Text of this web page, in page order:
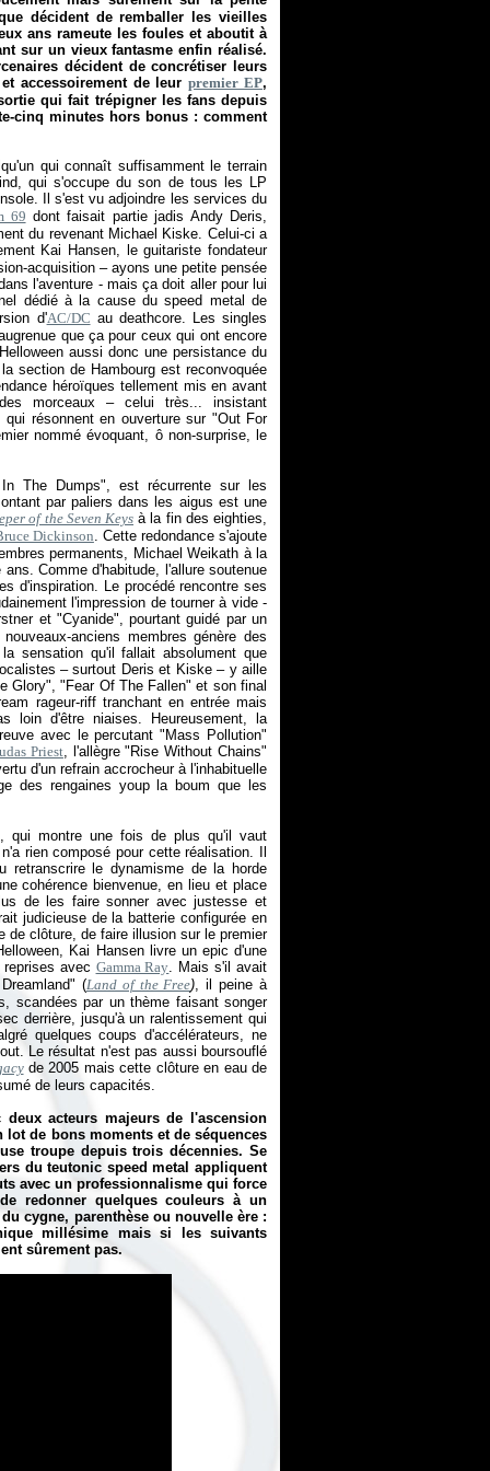
décident de remballer les vieilles
ans rameute les foules et aboutit à
sur un vieux fantasme enfin réalisé.
décident de concrétiser leurs
accessoirement de leurpremier EP,
qui fait trépigner les fans depuis
cinq minutes hors bonus : comment
qui connaît suffisamment le terrain
qui s'occupe du son de tous les LP
Il s'est vu adjoindre les services du
69 dont faisait partie jadis Andy Deris,
du revenant Michael Kiske. Celui-ci a
Kai Hansen, le guitariste fondateur
acquisition – ayons une petite pensée
l'aventure - mais ça doit aller pour lui
dédié à la cause du speed metal de
d'AC/DC au deathcore. Les singles
que ça pour ceux qui ont encore
aussi donc une persistance du
section de Hambourg est reconvoquée
héroïques tellement mis en avant
morceaux – celui très... insistant
résonnent en ouverture sur "Out For
nommé évoquant, ô non-surprise, le
The Dumps", est récurrente sur les
par paliers dans les aigus est une
of the Seven Keys à la fin des eighties,
Dickinson. Cette redondance s'ajoute
permanents, Michael Weikath à la
Comme d'habitude, l'allure soutenue
d'inspiration. Le procédé rencontre ses
l'impression de tourner à vide -
et "Cyanide", pourtant guidé par un
anciens membres génère des
sensation qu'il fallait absolument que
– surtout Deris et Kiske – y aille
Glory", "Fear Of The Fallen" et son final
rageur-riff tranchant en entrée mais
loin d'être niaises. Heureusement, la
avec le percutant "Mass Pollution"
Priest, l'allègre "Rise Without Chains"
d'un refrain accrocheur à l'inhabituelle
des rengaines youp la boum que les
qui montre une fois de plus qu'il vaut
rien composé pour cette réalisation. Il
le dynamisme de la horde
cohérence bienvenue, en lieu et place
de les faire sonner avec justesse et
judicieuse de la batterie configurée en
de clôture, de faire illusion sur le premier
Kai Hansen livre un epic d'une
avec Gamma Ray. Mais s'il avait
(Land of the Free), il peine à
scandées par un thème faisant songer
derrière, jusqu'à un ralentissement qui
quelques coups d'accélérateurs, ne
Le résultat n'est pas aussi boursouflé
de 2005 mais cette clôture en eau de
de leurs capacités.
acteurs majeurs de l'ascension
de bons moments et de séquences
troupe depuis trois décennies. Se
du teutonic speed metal appliquent
avec un professionnalisme qui force
redonner quelques couleurs à un
cygne, parenthèse ou nouvelle ère :
millésime mais si les suivants
sûrement pas.